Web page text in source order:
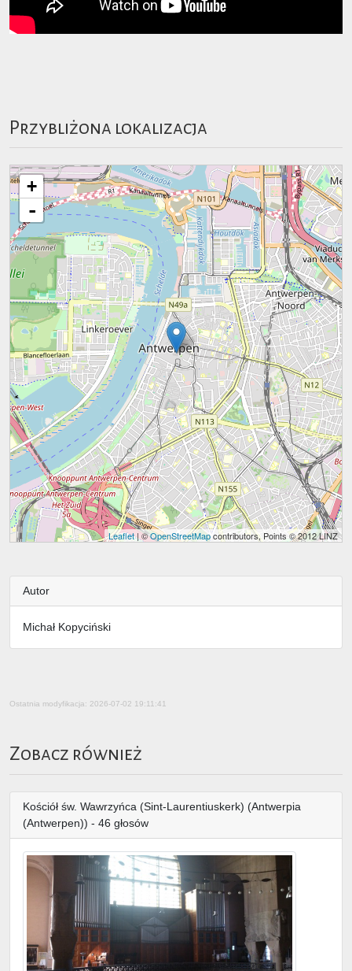
Przybliżona lokalizacja
+
-
Leaflet| ©OpenStreetMapcontributors, Points © 2012 LINZ
Autor
Michał Kopyciński
Ostatnia modyfikacja: 2026-07-02 19:11:41
Zobacz również
Kościół św. Wawrzyńca (Sint-Laurentiuskerk) (Antwerpia
(Antwerpen)) - 46 głosów